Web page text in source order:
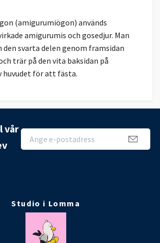
(amigurumiögon) används
amigurumis och gosedjur. Man
svarta delen genom framsidan
trär på den vita baksidan på
huvudet för att fästa.
vår
Studio i Lomma